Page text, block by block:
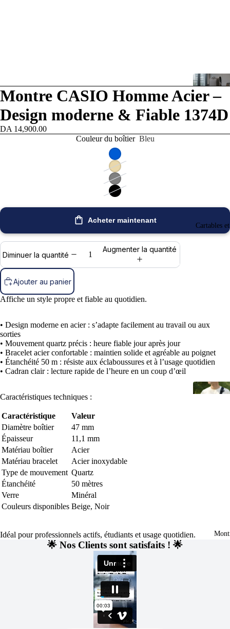
Cartables
Montre CASIO Homme Acier –
Design moderne & Fiable 1374D
DA 14,900.00
Couleur du boîtier Bleu
Acheter maintenant
Diminuer la quantité
Augmenter la quantité
Ajouter au panier
Affiche un style propre et fiable au quotidien.
• Design moderne en acier : s’adapte facilement au travail ou aux
sorties
• Mouvement quartz précis : heure fiable jour après jour
• Bracelet acier confortable : maintien solide et agréable au poignet
• Étanchéité 50 m : résiste aux éclaboussures et à l’usage quotidien
• Cadran clair : lecture rapide de l’heure en un coup d’œil
Caractéristiques techniques :
Caractéristique
Valeur
Diamètre boîtier
47 mm
Épaisseur
11,1 mm
Matériau boîtier
Acier
Matériau bracelet
Acier inoxydable
Type de mouvement Quartz
Étanchéité
50 mètres
Verre
Minéral
Couleurs disponibles Beige, Noir
Idéal pour professionnels actifs, étudiants et usage quotidien.
🌟 Nos Clients sont satisfaits ! 🌟